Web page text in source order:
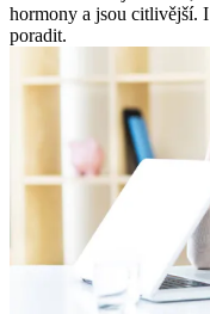
hormony a jsou citlivější. I
poradit.